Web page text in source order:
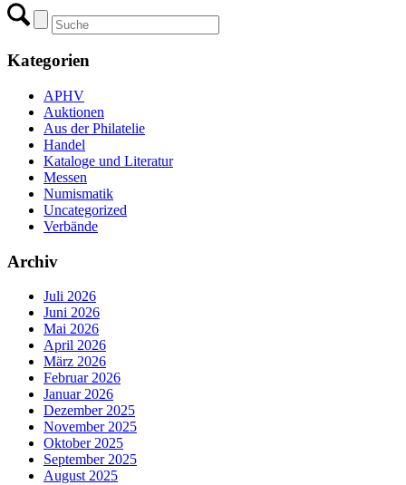
Kategorien
APHV
Auktionen
Aus der Philatelie
Handel
Kataloge und Literatur
Messen
Numismatik
Uncategorized
Verbände
Archiv
Juli 2026
Juni 2026
Mai 2026
April 2026
März 2026
Februar 2026
Januar 2026
Dezember 2025
November 2025
Oktober 2025
September 2025
August 2025